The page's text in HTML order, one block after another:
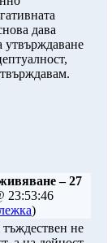
дава
утвърждаване
– 27
23:53:46
)
не